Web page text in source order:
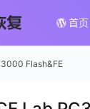
首页
Flash&FE